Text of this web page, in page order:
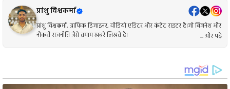
प्रांशु विश्वकर्मा
प्रांशु विश्वकर्मा, ग्राफिक डिजाइनर, वीडियो एडिटर और कंटेंट राइटर है।जो बिजनेश और
नौकरी राजनीति जैसे तमाम खबरे लिखते है।
... और पढ़ें